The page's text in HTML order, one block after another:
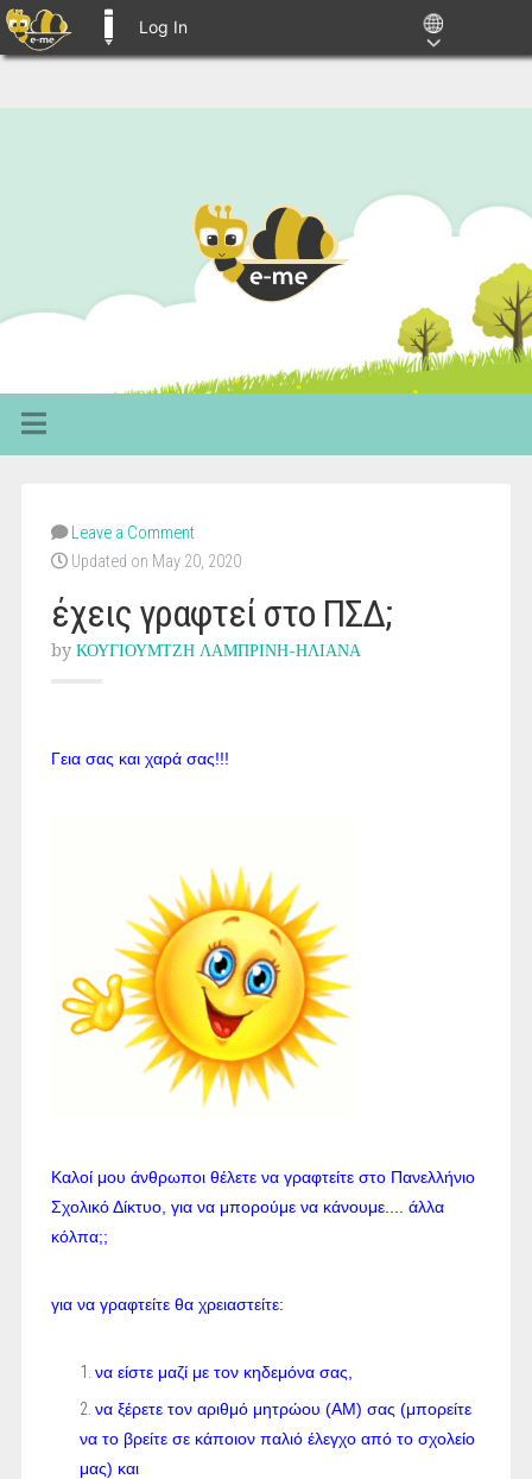
Log In
Leave a Comment
Updated on May 20, 2020
έχεις γραφτεί στο ΠΣΔ;
by ΚΟΥΓΙΟΥΜΤΖΗ ΛΑΜΠΡΙΝΗ-ΗΛΙΑΝΑ
Γεια σας και χαρά σας!!!
Καλοί μου άνθρωποι θέλετε να γραφτείτε στο Πανελλήνιο
Σχολικό Δίκτυο, για να μπορούμε να κάνουμε.... άλλα
κόλπα;;
για να γραφτείτε θα χρειαστείτε:
να είστε μαζί με τον κηδεμόνα σας,
να ξέρετε τον αριθμό μητρώου (ΑΜ) σας (μπορείτε
να το βρείτε σε κάποιον παλιό έλεγχο από το σχολείο
μας) και